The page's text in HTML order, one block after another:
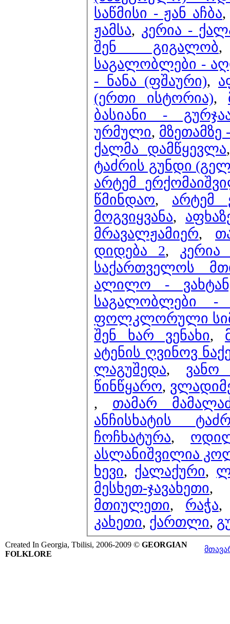
საწმისი - ჟან აჩბა
ჟამსა, კერია -
შენ გიგალობ
საგალობლები -
- ნანა (ფშაური),
(ერთი ისტორია),
ბასიანი -
ურმული, მზეთამზე
ქალმა დამწყევლა
ტაძრის გუნდი
არტემ
წმინდაო, არტემ
მოგვიყვანა,
მრავალჟამიერ,
დიდება 2,
საქართველოს
ალილო -
საგალობლები
ფოლკლორული
შენ ხარ ვენახი,
ატენის ღვინოვ
ლაგუშედა,
წინწყარო,
, თამარ
ანჩისხატის
ჩოჩხატურა,
ასლანიშვილია
ხევი, ქალაქური,
მესხეთ-ჯავახეთი
მთიულეთი, რაჭა
კახეთი, ქართლი,
Created In Georgia, Tbilisi, 2006-2009 © GEORGIAN
FOLKLORE